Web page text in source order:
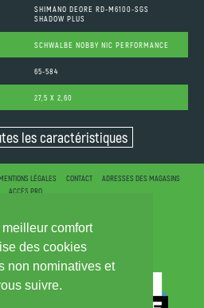
comfort
des cookies
non nominatives et
suivre.
SHIMANO DEORE RD-M6100-SGS
SHADOW PLUS
SCHWALBE NOBBY NIC PERFORMANCE
65-584
27,5 X 2,60
les caractéristiques
LÉGALES CONTACT
ADRESSES DES MAGASINS
ACCÈS PRO